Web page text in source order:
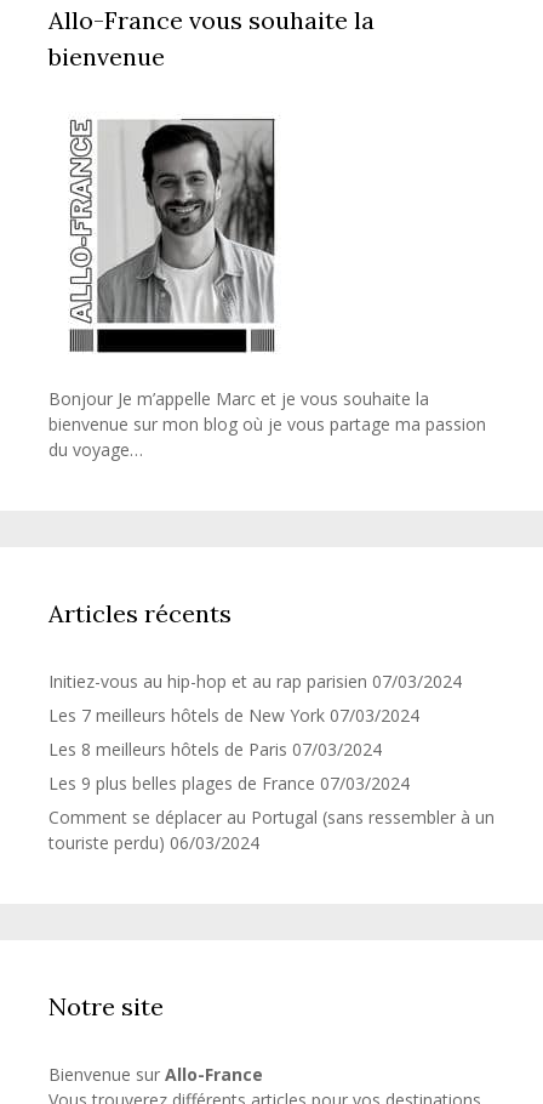
Allo-France vous souhaite la
bienvenue
Bonjour Je m’appelle Marc et je vous souhaite la
bienvenue sur mon blog où je vous partage ma passion
du voyage…
Articles récents
Initiez-vous au hip-hop et au rap parisien 07/03/2024
Les 7 meilleurs hôtels de New York 07/03/2024
Les 8 meilleurs hôtels de Paris 07/03/2024
Les 9 plus belles plages de France 07/03/2024
Comment se déplacer au Portugal (sans ressembler à un
touriste perdu) 06/03/2024
Notre site
Bienvenue sur Allo-France